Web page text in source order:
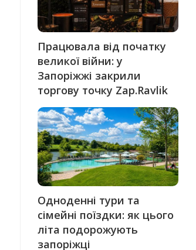
Працювала від початку
великої війни: у
Запоріжжі закрили
торгову точку Zap.Ravlik
Одноденні тури та
сімейні поїздки: як цього
літа подорожують
запоріжці